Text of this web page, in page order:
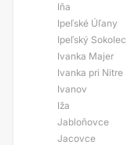
Iňa
Ipeľské Úľany
Ipeľský Sokolec
Ivanka Majer
Ivanka pri Nitre
Ivanov
Iža
Jabloňovce
Jacovce